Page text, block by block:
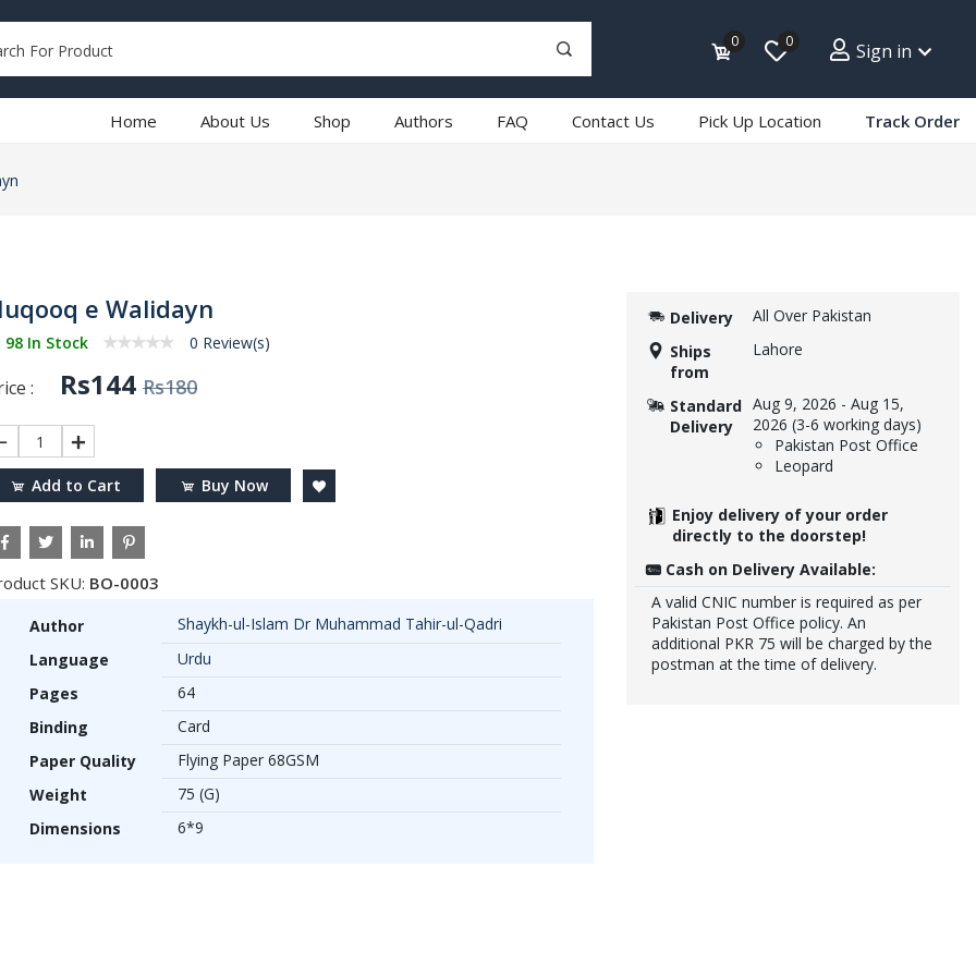
0 0 Sign in
Home About Us Shop Authors FAQ Contact Us Pick Up Location Track Order
e Walidayn
98 In Stock 0 Review(s)
: Rs144 Rs180
1
Add to Cart Buy Now
SKU: BO-0003
Author
Shaykh-ul-Islam Dr Muhammad Tahir-ul-Qadri
Language
Urdu
Pages
64
Binding
Card
Paper Quality
Flying Paper 68GSM
Weight
75 (G)
Dimensions
6*9
Delivery
All Over Pakistan
Ships
from
Lahore
Standard
Delivery
Aug 9, 2026 - Aug 15,
2026 (3-6 working days)
Pakistan Post Office
Leopard
Enjoy delivery of your order
directly to the doorstep!
Cash on Delivery Available:
A valid CNIC number is required as per
Pakistan Post Office policy. An
additional PKR 75 will be charged by the
postman at the time of delivery.